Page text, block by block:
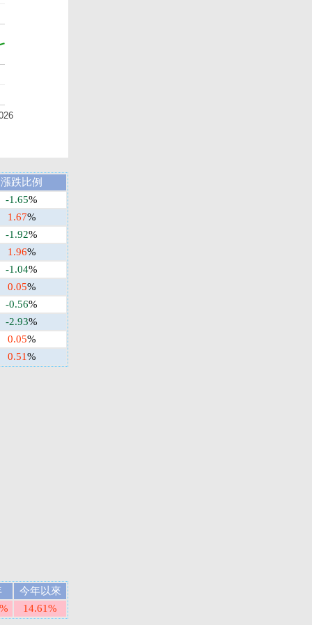
漲跌比例
-1.65%
1.67%
-1.92%
1.96%
-1.04%
0.05%
-0.56%
-2.93%
0.05%
0.51%
今年以來
14.61%